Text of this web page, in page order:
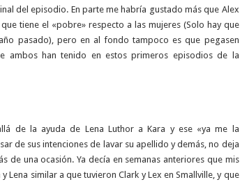
del episodio. En parte me habría gustado más que Alex
tiene el «pobre» respecto a las mujeres (Solo hay que
pasado), pero en al fondo tampoco es que pegasen
ambos han tenido en estos primeros episodios de la
de la ayuda de Lena Luthor a Kara y ese «ya me la
de sus intenciones de lavar su apellido y demás, no deja
de una ocasión. Ya decía en semanas anteriores que mis
Lena similar a que tuvieron Clark y Lex en Smallville, y que